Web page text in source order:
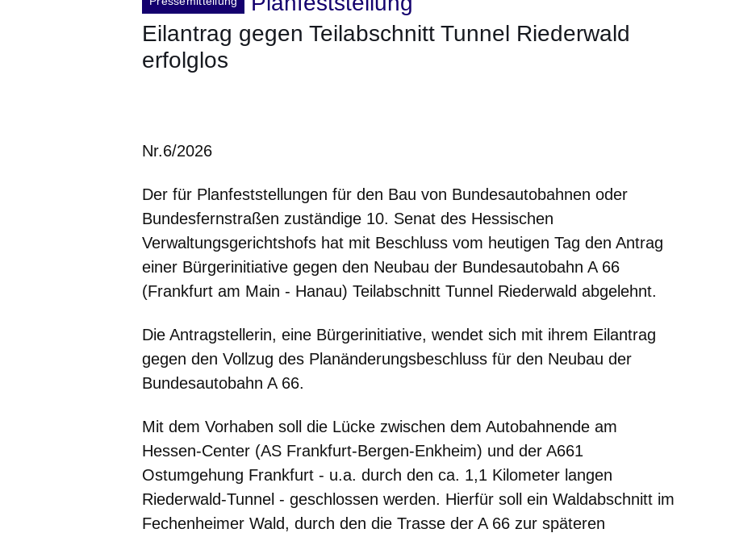
Eilantrag gegen Teilabschnitt Tunnel Riederwald
erfolglos
Nr.6/2026
Der für Planfeststellungen für den Bau von Bundesautobahnen oder
Bundesfernstraßen zuständige 10. Senat des Hessischen
Verwaltungsgerichtshofs hat mit Beschluss vom heutigen Tag den Antrag
einer Bürgerinitiative gegen den Neubau der Bundesautobahn A 66
(Frankfurt am Main - Hanau) Teilabschnitt Tunnel Riederwald abgelehnt.
Die Antragstellerin, eine Bürgerinitiative, wendet sich mit ihrem Eilantrag
gegen den Vollzug des Planänderungsbeschluss für den Neubau der
Bundesautobahn A 66.
Mit dem Vorhaben soll die Lücke zwischen dem Autobahnende am
Hessen-Center (AS Frankfurt-Bergen-Enkheim) und der A661
Ostumgehung Frankfurt - u.a. durch den ca. 1,1 Kilometer langen
Riederwald-Tunnel - geschlossen werden. Hierfür soll ein Waldabschnitt im
Fechenheimer Wald, durch den die Trasse der A 66 zur späteren